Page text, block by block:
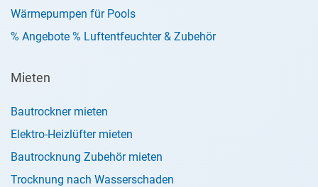
Wärmepumpen für Pools
% Angebote % Luftentfeuchter & Zubehör
Mieten
Bautrockner mieten
Elektro-Heizlüfter mieten
Bautrocknung Zubehör mieten
Trocknung nach Wasserschaden